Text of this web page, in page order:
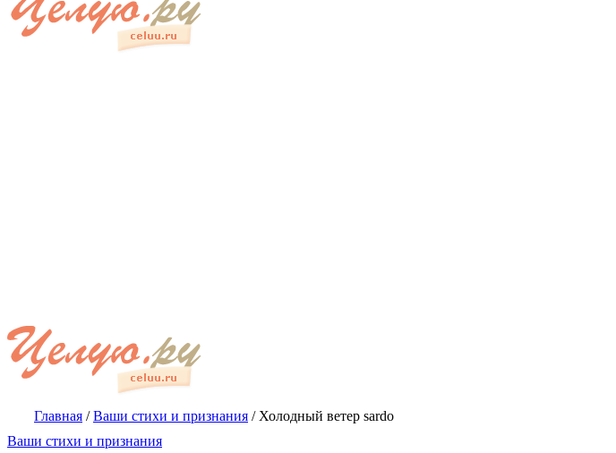
Главная /Ваши стихи и признания / Холодный ветер sardo
Ваши стихи и признания